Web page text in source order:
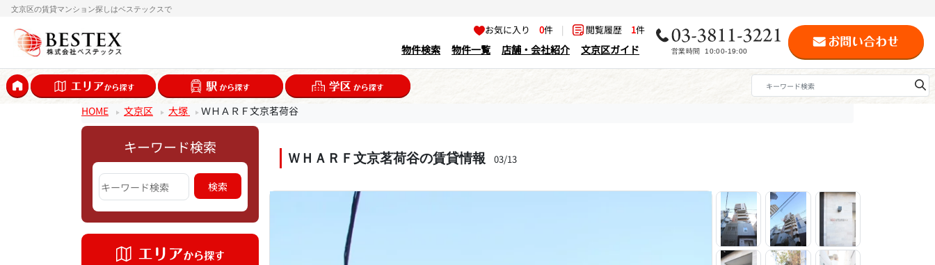
文京区の賃貸マンション探しはベステックスで
お気に入り0件 | 閲覧履歴 1件
物件検索 物件一覧 店舗・会社紹介 文京区ガイド
HOME 文京区 大塚 ＷＨＡＲＦ文京茗荷谷
キーワード検索
ＷＨＡＲＦ文京茗荷谷の賃貸情報 03/13